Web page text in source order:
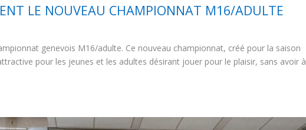
LE NOUVEAU CHAMPIONNAT M16/ADULTE
genevois M16/adulte. Ce nouveau championnat, créé pour la saison
pour les jeunes et les adultes désirant jouer pour le plaisir, sans avoir à